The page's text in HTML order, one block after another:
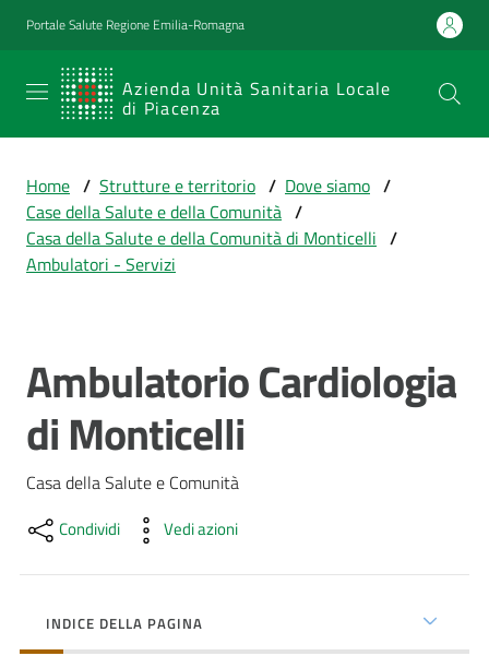
Vai al contenuto
Vai alla navigazione
Vai al footer
Portale Salute Regione Emilia-Romagna
Azienda Unità Sanitaria Locale
di Piacenza
SERVIZIO
SANITARIO
Emilia-
Romagna
Azienda Unità
Sanitaria Locale
Prestazioni
percorsi
di
cura
per...
Home / Strutture e territorio / Dove siamo /
Case della Salute e della Comunità /
Casa della Salute e della Comunità di Monticelli /
Ambulatori - Servizi
Salta al contenuto
Ambulatorio Cardiologia
di Monticelli
Casa della Salute e Comunità
Condividi Vedi azioni
INDICE DELLA PAGINA